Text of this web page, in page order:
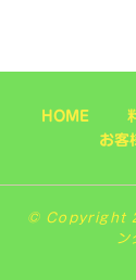
HOME
お客
© Copyright